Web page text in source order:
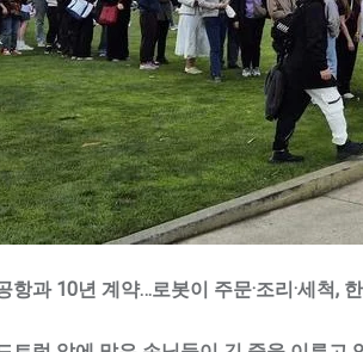
항과 10년 계약…로봇이 주문·조리·세척,